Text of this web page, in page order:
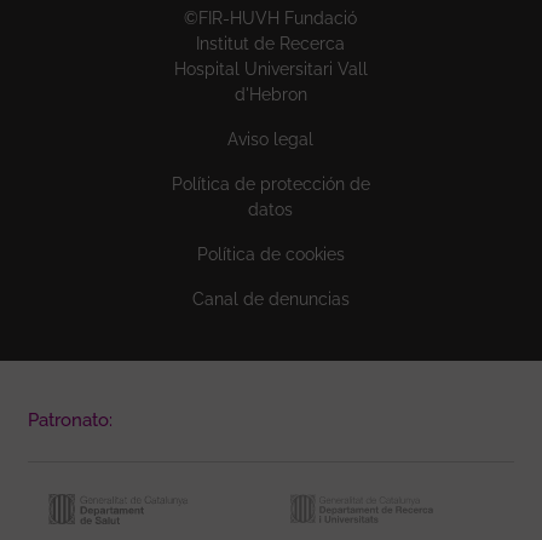
©FIR-HUVH Fundació
Institut de Recerca
Hospital Universitari Vall
d'Hebron
Aviso legal
Política de protección de
datos
Política de cookies
Canal de denuncias
Patronato: